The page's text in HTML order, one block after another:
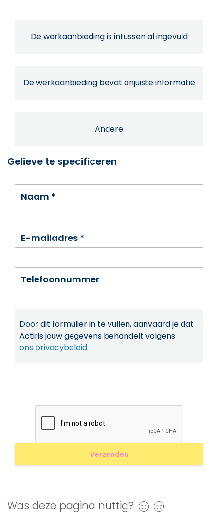
De werkaanbieding is intussen al ingevuld
De werkaanbieding bevat onjuiste informatie
Andere
Gelieve te specificeren
Naam *
E-mailadres *
Telefoonnummer
Door dit formulier in te vullen, aanvaard je dat
Actiris jouw gegevens behandelt volgens
ons privacybeleid.
Was deze pagina nuttig? Ja